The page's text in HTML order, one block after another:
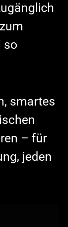
so
smartes
– für
jeden